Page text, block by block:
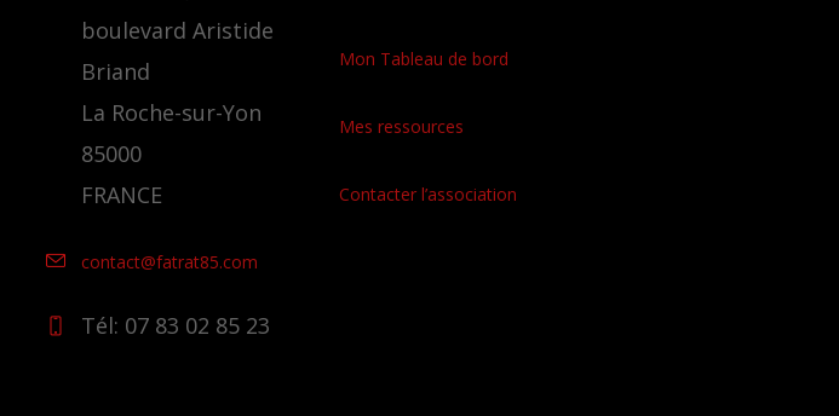
boulevard Aristide
Briand
La Roche-sur-Yon
85000
FRANCE
contact@fatrat85.com
Tél: 07 83 02 85 23
Mon Tableau de bord
Mes ressources
Contacter l’association